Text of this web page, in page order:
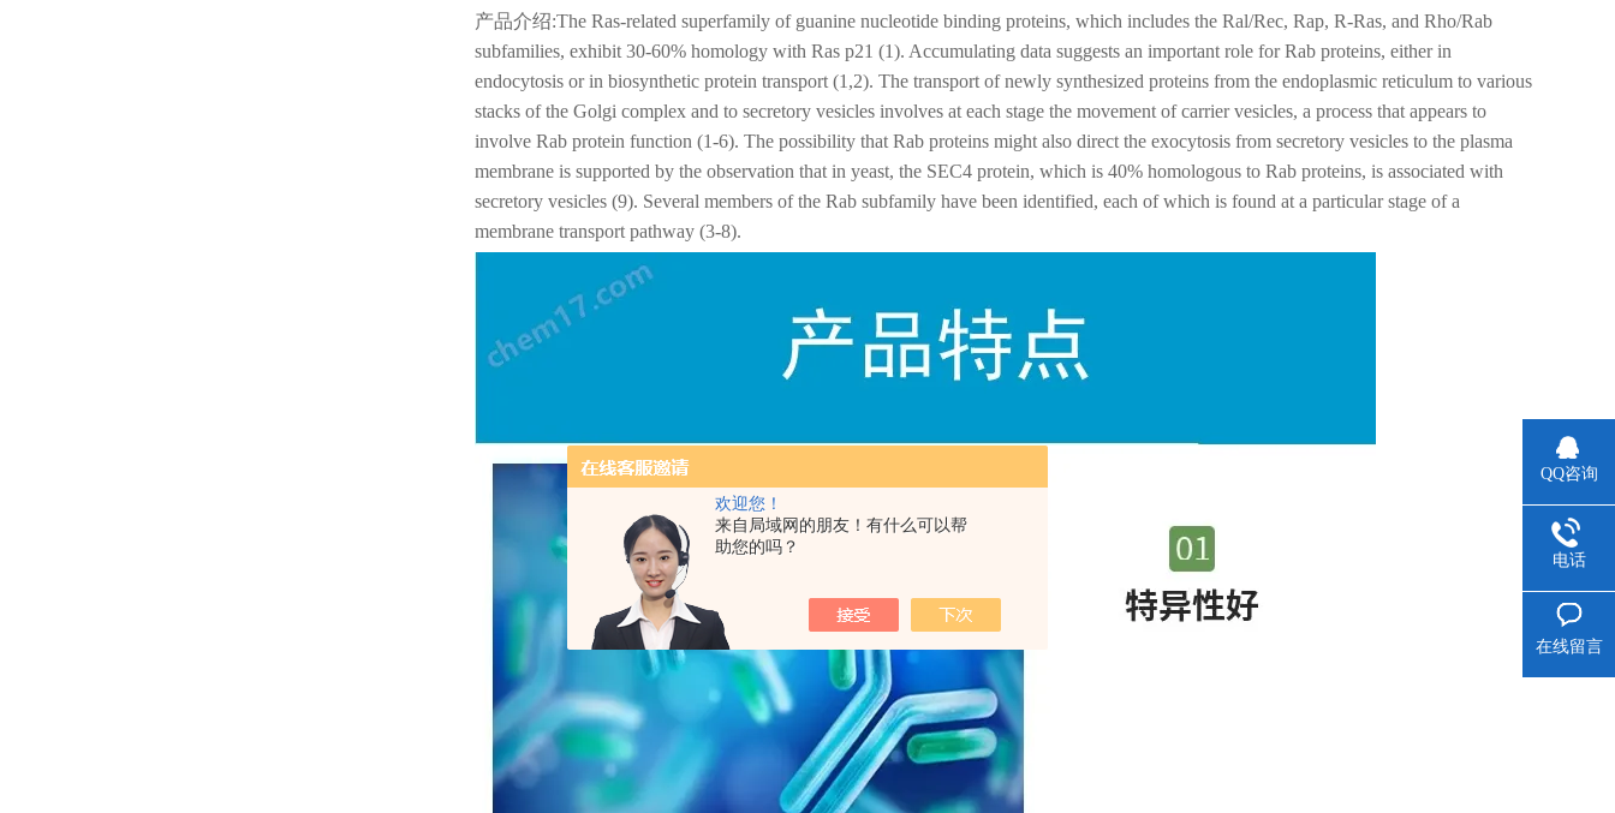
欢迎您！
来自局域网的朋友！有什么可以帮
助您的吗？
产品介绍:The Ras-related superfamily of guanine nucleotide binding proteins, which includes the Ral/Rec, Rap, R-Ras, and Rho/Rab
subfamilies, exhibit 30-60% homology with Ras p21 (1). Accumulating data suggests an important role for Rab proteins, either in
endocytosis or in biosynthetic protein transport (1,2). The transport of newly synthesized proteins from the endoplasmic reticulum to various
stacks of the Golgi complex and to secretory vesicles involves at each stage the movement of carrier vesicles, a process that appears to
involve Rab protein function (1-6). The possibility that Rab proteins might also direct the exocytosis from secretory vesicles to the plasma
membrane is supported by the observation that in yeast, the SEC4 protein, which is 40% homologous to Rab proteins, is associated with
secretory vesicles (9). Several members of the Rab subfamily have been identified, each of which is found at a particular stage of a
membrane transport pathway (3-8).
QQ咨询
电话
在线留言